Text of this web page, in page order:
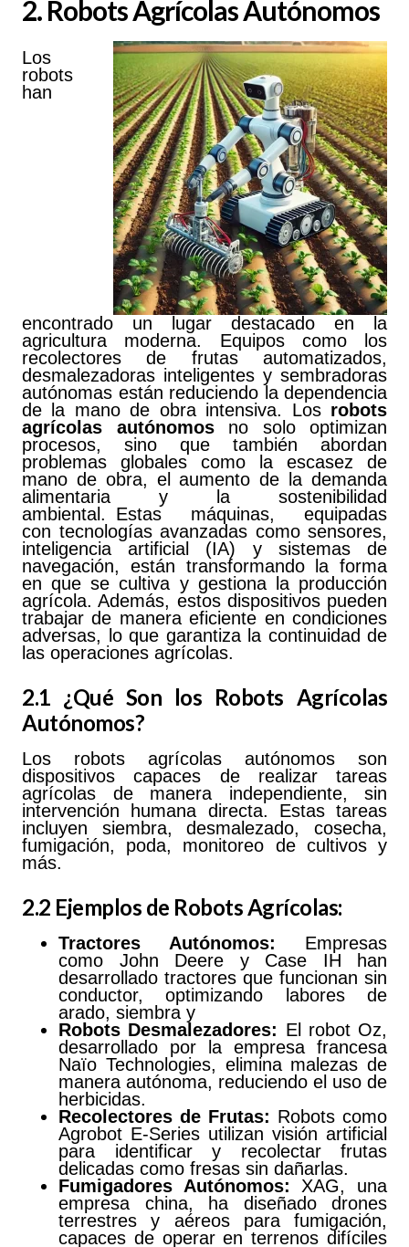
2. Robots Agrícolas Autónomos
Los
robots
han
encontrado un lugar destacado en la
agricultura moderna. Equipos como los
recolectores de frutas automatizados,
desmalezadoras inteligentes y sembradoras
autónomas están reduciendo la dependencia
de la mano de obra intensiva. Los robots
agrícolas autónomos no solo optimizan
procesos, sino que también abordan
problemas globales como la escasez de
mano de obra, el aumento de la demanda
alimentaria y la sostenibilidad
ambiental. Estas máquinas, equipadas
con tecnologías avanzadas como sensores,
inteligencia artificial (IA) y sistemas de
navegación, están transformando la forma
en que se cultiva y gestiona la producción
agrícola. Además, estos dispositivos pueden
trabajar de manera eficiente en condiciones
adversas, lo que garantiza la continuidad de
las operaciones agrícolas.
2.1 ¿Qué Son los Robots Agrícolas
Autónomos?
Los robots agrícolas autónomos son
dispositivos capaces de realizar tareas
agrícolas de manera independiente, sin
intervención humana directa. Estas tareas
incluyen siembra, desmalezado, cosecha,
fumigación, poda, monitoreo de cultivos y
más.
2.2 Ejemplos de Robots Agrícolas:
Tractores Autónomos: Empresas
como John Deere y Case IH han
desarrollado tractores que funcionan sin
conductor, optimizando labores de
arado, siembra y
Robots Desmalezadores: El robot Oz,
desarrollado por la empresa francesa
Naïo Technologies, elimina malezas de
manera autónoma, reduciendo el uso de
herbicidas.
Recolectores de Frutas: Robots como
Agrobot E-Series utilizan visión artificial
para identificar y recolectar frutas
delicadas como fresas sin dañarlas.
Fumigadores Autónomos: XAG, una
empresa china, ha diseñado drones
terrestres y aéreos para fumigación,
capaces de operar en terrenos difíciles